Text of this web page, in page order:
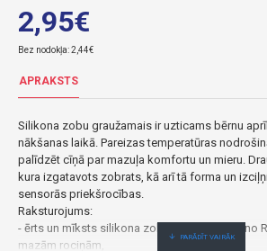
2,95€
Bez nodokļa: 2,44€
APRAKSTS
Silikona zobu graužamais ir uzticams bērnu
nākšanas laikā. Pareizas temperatūras
palīdzēt cīņā par mazuļa komfortu un mieru.
kura izgatavots zobrats, kā arī tā forma un
sensorās priekšrocības.
Raksturojums:
- ērts un mīksts silikona zobgrauznis Babyono
mazām rociņām,